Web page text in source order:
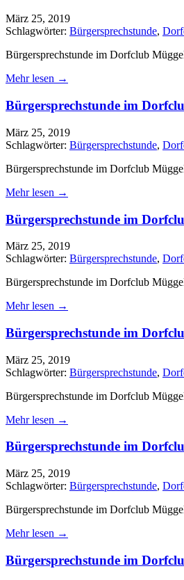
März 25, 2019
Schlagwörter: Bürgersprechstunde,
Bürgersprechstunde im Dorfclub
Mehr lesen →
Bürgersprechstunde im
März 25, 2019
Schlagwörter: Bürgersprechstunde,
Bürgersprechstunde im Dorfclub
Mehr lesen →
Bürgersprechstunde im
März 25, 2019
Schlagwörter: Bürgersprechstunde,
Bürgersprechstunde im Dorfclub
Mehr lesen →
Bürgersprechstunde im
März 25, 2019
Schlagwörter: Bürgersprechstunde,
Bürgersprechstunde im Dorfclub
Mehr lesen →
Bürgersprechstunde im
März 25, 2019
Schlagwörter: Bürgersprechstunde,
Bürgersprechstunde im Dorfclub
Mehr lesen →
Bürgersprechstunde im